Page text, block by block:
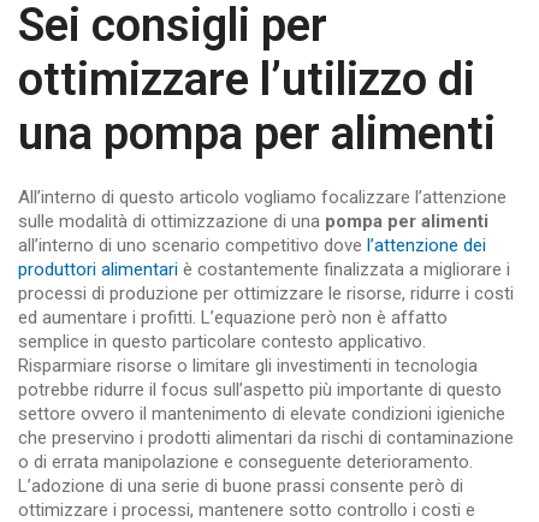
Sei consigli per
ottimizzare l’utilizzo di
una pompa per alimenti
All’interno di questo articolo vogliamo focalizzare l’attenzione
sulle modalità di ottimizzazione di una pompa per alimenti
all’interno di uno scenario competitivo dove l’attenzione dei
produttori alimentari è costantemente finalizzata a migliorare i
processi di produzione per ottimizzare le risorse, ridurre i costi
ed aumentare i profitti. L’equazione però non è affatto
semplice in questo particolare contesto applicativo.
Risparmiare risorse o limitare gli investimenti in tecnologia
potrebbe ridurre il focus sull’aspetto più importante di questo
settore ovvero il mantenimento di elevate condizioni igieniche
che preservino i prodotti alimentari da rischi di contaminazione
o di errata manipolazione e conseguente deterioramento.
L’adozione di una serie di buone prassi consente però di
ottimizzare i processi, mantenere sotto controllo i costi e